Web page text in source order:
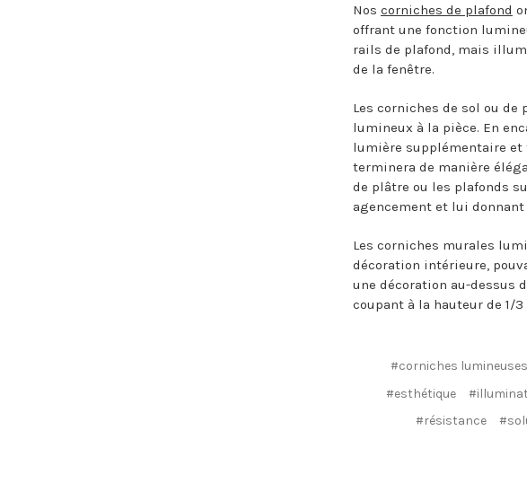
Nos corniches de plafond
offrant une fonction
rails de plafond, mais
de la fenêtre.
Les corniches de sol ou
lumineux à la pièce. En
lumière supplémentaire et
terminera de manière
de plâtre ou les plafonds
agencement et lui
Les corniches murales
décoration intérieure,
une décoration au-dessus
coupant à la hauteur de 1/3
#corniches lumineuses
#esthétique
#résistance